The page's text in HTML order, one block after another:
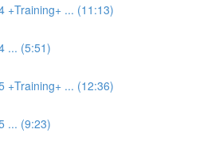
+Training+ ... (11:13)
... (5:51)
+Training+ ... (12:36)
... (9:23)